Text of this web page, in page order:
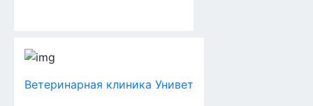
Ветеринарная клиника Унивет